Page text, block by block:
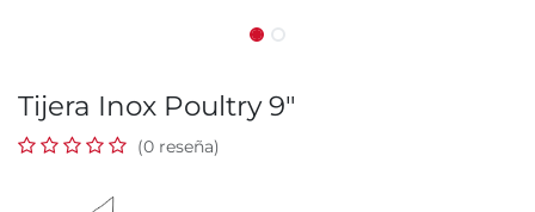
Tijera Inox Poultry 9"
(0 reseña)